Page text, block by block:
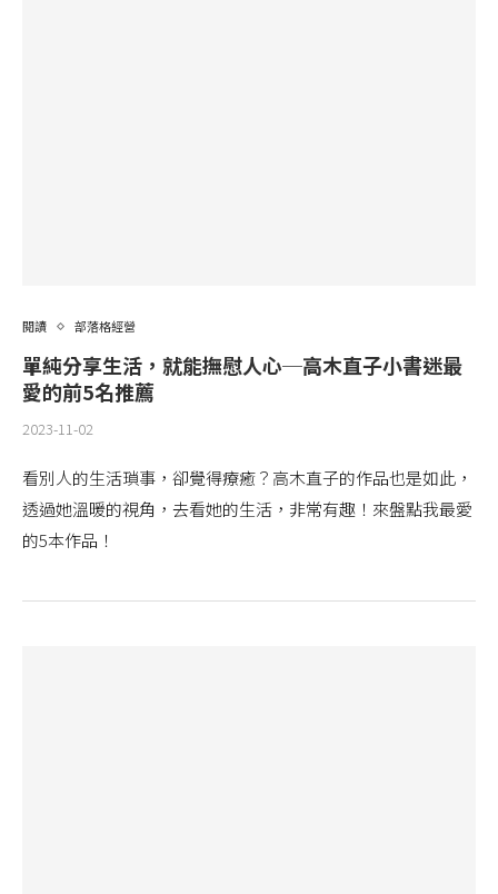
閱讀 部落格經營
單純分享生活，就能撫慰人心─高木直子小書迷最
愛的前5名推薦
2023-11-02
看別人的生活瑣事，卻覺得療癒？高木直子的作品也是如此，
透過她溫暖的視角，去看她的生活，非常有趣！來盤點我最愛
的5本作品！